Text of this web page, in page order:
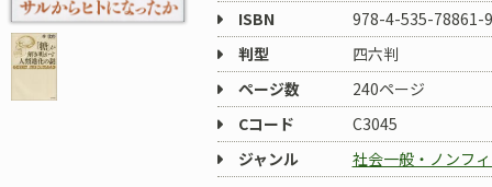
ISBN
978-4-535-78861-9
判型
四六判
ページ数
240ページ
Cコード
C3045
ジャンル
社会一般・ノンフ